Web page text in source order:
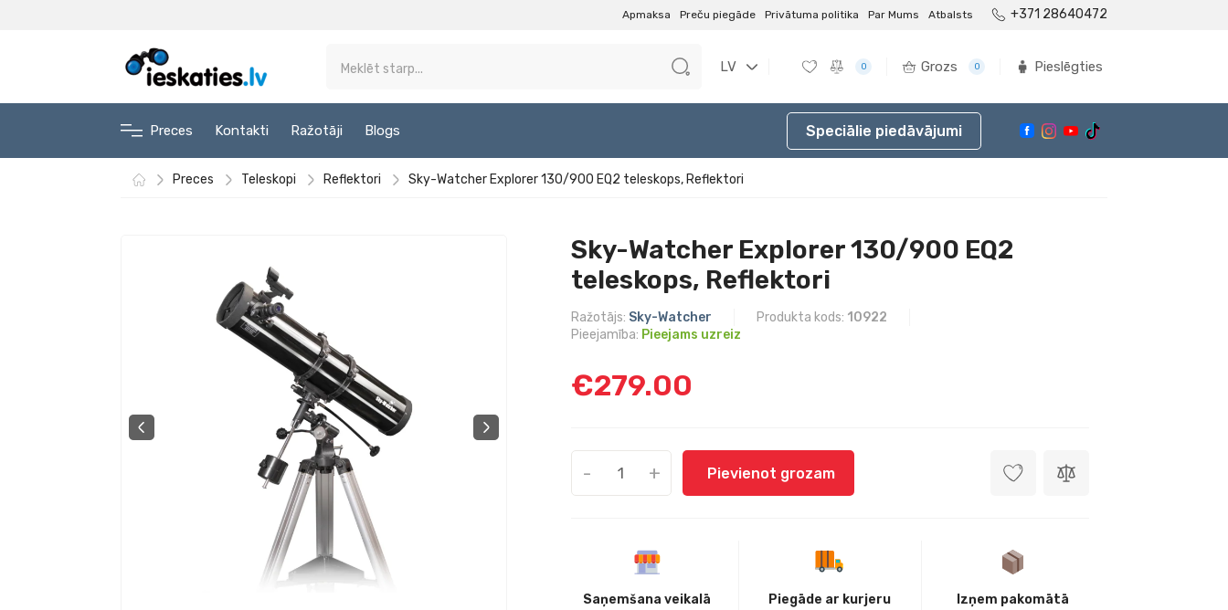
Apmaksa Preču piegāde Privātuma politika Par Mums Atbalsts +371 28640472
LV 0 Grozs 0 Pieslēgties
Preces Kontakti Ražotāji Blogs Speciālie piedāvājumi
Preces Teleskopi Reflektori Sky-Watcher Explorer 130/900 EQ2 teleskops, Reflektori
Sky-Watcher Explorer 130/900 EQ2
teleskops, Reflektori
Ražotājs: Sky-Watcher Produkta kods: 10922
Pieejamība: Pieejams uzreiz
€279.00
- + Pievienot grozam
Saņemšana veikalā
Piegāde ar kurjeru
Izņem pakomātā